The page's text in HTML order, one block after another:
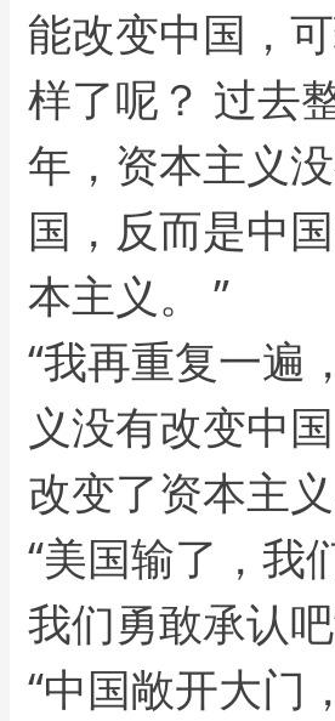
能改变中国，
样了呢？ 过去
年，资本主义
国，反而是中
本主义。 ”
“我再重复一遍
义没有改变中
改变了资本主
“美国输了，我
我们勇敢承认
“中国敞开大门